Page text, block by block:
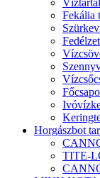
Fekália
Horgászbot
TITE-